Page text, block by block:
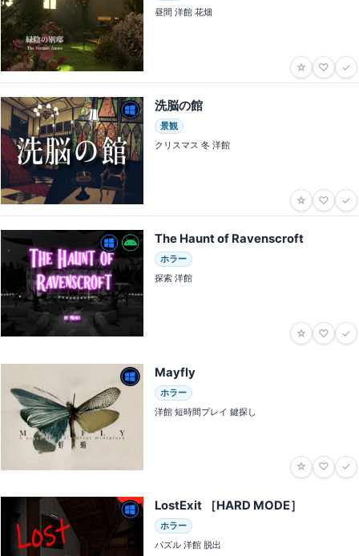
昼間 洋館 花畑
☆ ♡ ✓
洗脳の館
景観
クリスマス 冬 洋館
☆ ♡ ✓
The Haunt of Ravenscroft
ホラー
探索 洋館
☆ ♡ ✓
Mayfly
ホラー
洋館 短時間プレイ 鍵探し
☆ ♡ ✓
LostExit ［HARD MODE］
ホラー
パズル 洋館 脱出